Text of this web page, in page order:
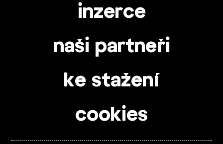
inzerce
naši partneři
ke stažení
cookies